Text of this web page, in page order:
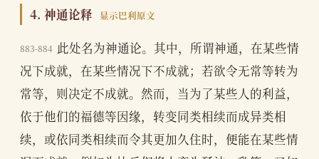
4. 神通论释 显示巴利原文
883-884 此处名为神通论。其中，所谓神通，在某些情
况下成就，在某些情况下不成就；若欲令无常等转为
常等，则决定不成就。然而，当为了某些人的利益，
依于他们的福德等因缘，转变同类相续而成异类相
续，或依同类相续而令其更加久住时，便能在某些情